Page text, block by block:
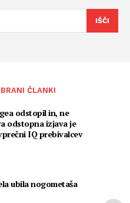
IŠČI
ČLANKI
odstopil in, ne
odstopna izjava je
IQ prebivalcev
ubila nogometaša